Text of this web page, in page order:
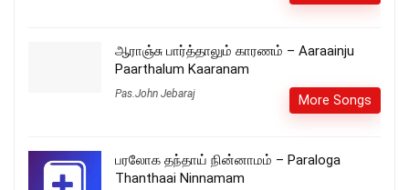
ஆராஞ்சு பார்த்தாலும் காரணம் – Aaraainju
Paarthalum Kaaranam
Pas.John Jebaraj More Songs
பரலோக தந்தாய் நின்னாமம் – Paraloga
Thanthaai Ninnamam